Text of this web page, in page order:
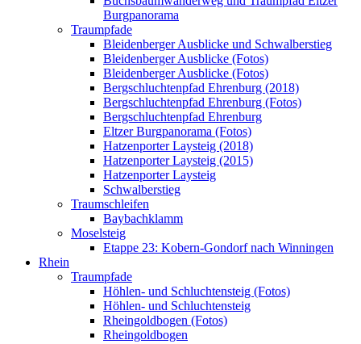
Burgpanorama
Traumpfade
Bleidenberger Ausblicke und Schwalberstieg
Bleidenberger Ausblicke (Fotos)
Bleidenberger Ausblicke (Fotos)
Bergschluchtenpfad Ehrenburg (2018)
Bergschluchtenpfad Ehrenburg (Fotos)
Bergschluchtenpfad Ehrenburg
Eltzer Burgpanorama (Fotos)
Hatzenporter Laysteig (2018)
Hatzenporter Laysteig (2015)
Hatzenporter Laysteig
Schwalberstieg
Traumschleifen
Baybachklamm
Moselsteig
Etappe 23: Kobern-Gondorf nach Winningen
Rhein
Traumpfade
Höhlen- und Schluchtensteig (Fotos)
Höhlen- und Schluchtensteig
Rheingoldbogen (Fotos)
Rheingoldbogen